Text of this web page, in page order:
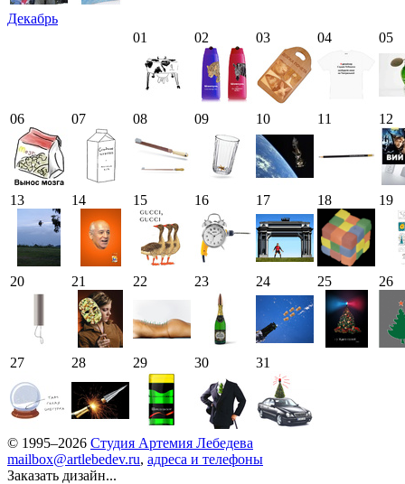
Декабрь
01
02 03 04 05
06 07 08 09 10 11 12
13 14 15 16 17 18 19
20 21 22 23 24 25 26
27 28 29 30 31
© 1995–2026 Студия Артемия Лебедева
mailbox@artlebedev.ru, адреса и телефоны
Заказать дизайн...